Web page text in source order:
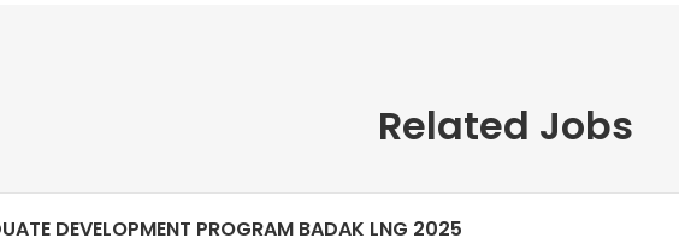
Related Jobs
DEVELOPMENT PROGRAM BADAK LNG 2025